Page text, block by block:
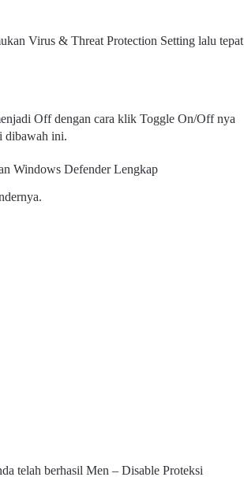
Virus & Threat Protection Setting lalu tepat
Off dengan cara klik Toggle On/Off nya
dibawah ini.
telah berhasil Men – Disable Proteksi